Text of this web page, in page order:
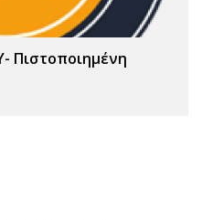
Πιστοποιημένη